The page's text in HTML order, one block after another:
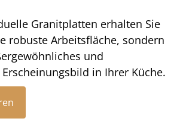
Granitplatten erhalten Sie
robuste Arbeitsfläche, sondern
und
in Ihrer Küche.